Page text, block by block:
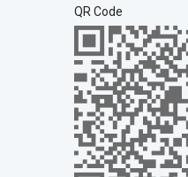
QR Code